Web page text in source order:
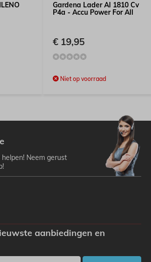
Gardena Lader Al 1810 Cv
P4a - Accu Power For All
€ 19,95
Niet op voorraad
Neem gerust
aanbiedingen en